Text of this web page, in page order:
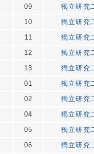
09
獨立研究
10
獨立研究
11
獨立研究
12
獨立研究
13
獨立研究
01
獨立研究
02
獨立研究
04
獨立研究
05
獨立研究
06
獨立研究